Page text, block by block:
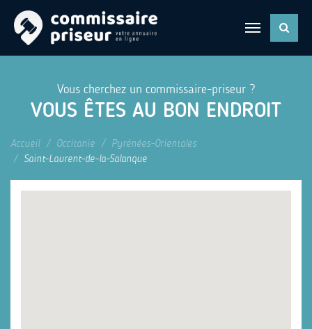
Vous cherchez un commissaire-priseur ?
VOUS ÊTES AU BON ENDROIT
Accueil Occitanie
Pyrénées-Orientales
Saint-Laurent-de-la-Salanque